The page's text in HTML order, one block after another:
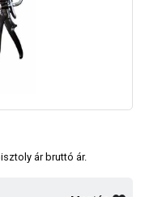
ár bruttó ár.